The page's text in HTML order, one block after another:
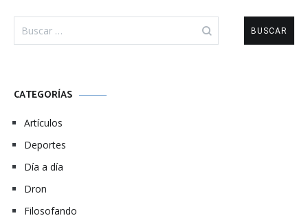
CATEGORÍAS
Artículos
Deportes
Día a día
Dron
Filosofando